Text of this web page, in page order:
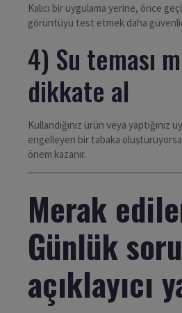
Kalıcı bir uygulama yerine, önce
görüntüyü test etmek daha
4) Su teması
dikkate al
Kullandığınız ürün veya yaptığınız
engelleyen bir tabaka
önem kazanır.
Merak
Günlük
açıklayıcı